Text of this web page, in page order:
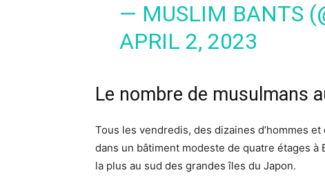
— MUSLIM BANTS
APRIL 2, 2023
Le nombre de musulmans
Tous les vendredis, des dizaines d’hommes
dans un bâtiment modeste de quatre étages
la plus au sud des grandes îles du Japon.